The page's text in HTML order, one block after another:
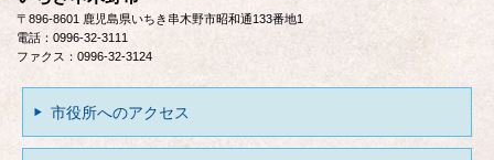
〒896-8601 鹿児島県いちき串木野市昭和通133番地1
電話：0996-32-3111
ファクス：0996-32-3124
市役所へのアクセス